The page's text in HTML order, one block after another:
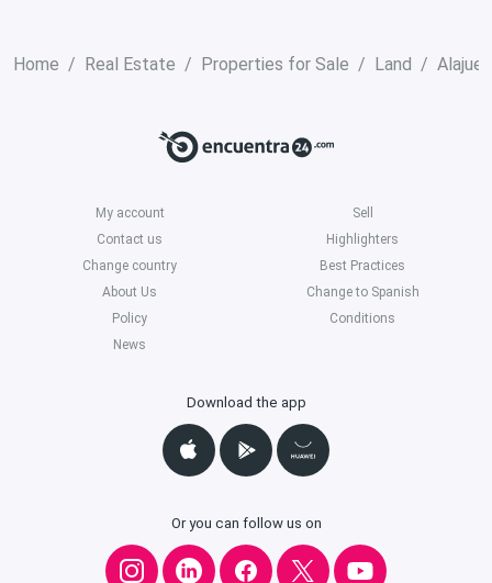
Home Real Estate Properties for Sale Land
My account
Sell
Contact us
Highlighters
Change country
Best Practices
About Us
Change to Spanish
Policy
Conditions
News
Download the app
Or you can follow us on